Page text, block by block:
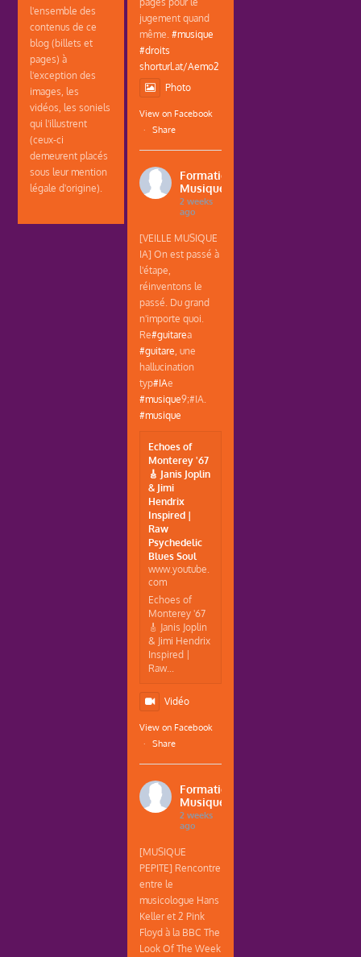
l'ensemble des
contenus de ce
blog (billets et
pages) à
l'exception des
images, les
vidéos, les soniels
qui l'illustrent
(ceux-ci
demeurent placés
sous leur mention
légale d'origine).
jugement quand
même.#musique
#droits
shorturl.at/Aemo2
Photo
View on Facebook
·
Share
Formations
Musique
2 weeks
ago
[VEILLE MUSIQUE
IA] On est passé à
l'étape,
réinventons le
passé. Du grand
n'importe quoi.
Re#guitarea
#guitare , une
hallucination
typ#IAe
#musique9;#IA.
#musique
Echoes of
Monterey '67
🎸 Janis Joplin
& Jimi
Hendrix
Inspired |
Raw
Psychedelic
Blues Soul
www.youtube.
com
Echoes of
Monterey '67
🎸 Janis Joplin
& Jimi Hendrix
Inspired |
Raw...
Vidéo
View on Facebook
·
Share
Formations
Musique
2 weeks
ago
[MUSIQUE
PEPITE] Rencontre
entre le
musicologue Hans
Keller et 2 Pink
Floyd à la BBC The
Look Of The Week